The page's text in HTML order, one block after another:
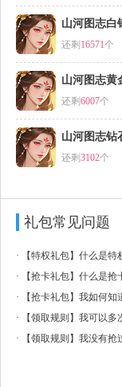
山河图志白
还剩 16571个
山河图志黄
还剩6007个
山河图志钻
还剩3102个
礼包常见问题
·
【特权礼包】什么是特
·
【抢卡礼包】什么是抢
·
【抢卡礼包】我如何知道抢卡
·
【领取规则】我可以多
·
【领取规则】我没有抢过某抢卡礼